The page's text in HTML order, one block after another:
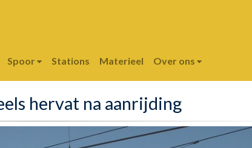
Spoor Stations Materieel Over ons
hervat na aanrijding